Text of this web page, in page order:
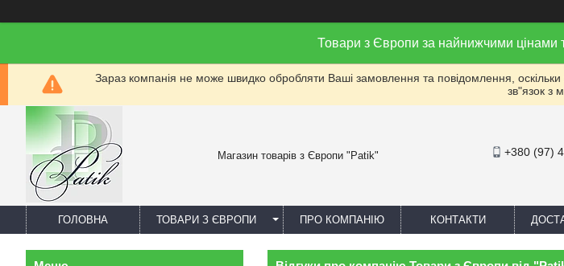
Товари з Європи за найнижчими цінами
Зараз компанія не може швидко обробляти Ваші замовлення та повідомлення,
зв"язок з
Магазин товарів з Європи "Patik" +380 (97)
ГОЛОВНА ТОВАРИ З ЄВРОПИ ПРО КОМПАНІЮ КОНТАКТИ